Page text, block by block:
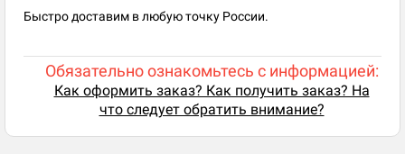
Быстро доставим в любую точку России.
Обязательно ознакомьтесь с информацией:
Как оформить заказ? Как получить заказ? На
что следует обратить внимание?